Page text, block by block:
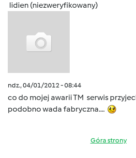
lidien (niezweryfikowany)
ndz., 04/01/2012 - 08:44
co do mojej awarii TM serwis
podobno wada fabryczna....
Góra strony